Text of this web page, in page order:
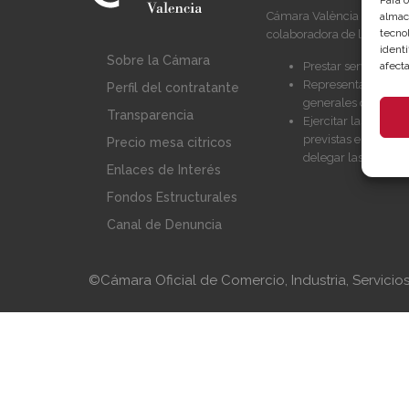
Sobre la Cámara
Perfil del contratante
Transparencia
Precio mesa citricos
Enlaces de Interés
Fondos Estructurales
Canal de Denuncia
Cámara València es una
colaboradora de las
Prestar servicios a
Representar,
generales del
Ejercitar las
previstas en la
delegar las
©Cámara Oficial de Comercio, Industria,